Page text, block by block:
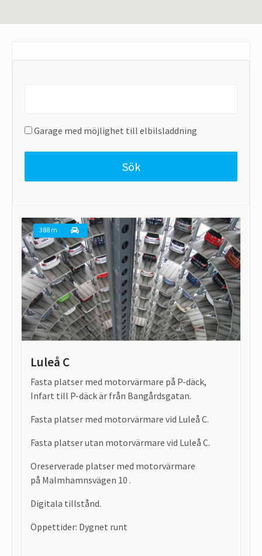
Garage med möjlighet till elbilsladdning
Sök
388 m
Luleå C
Fasta platser med motorvärmare på P-däck,
Infart till P-däck är från Bangårdsgatan.
Fasta platser med motorvärmare vid Luleå C.
Fasta platser utan motorvärmare vid Luleå C.
Oreserverade platser med motorvärmare
på Malmhamnsvägen 10 .
Digitala tillstånd.
Öppettider: Dygnet runt